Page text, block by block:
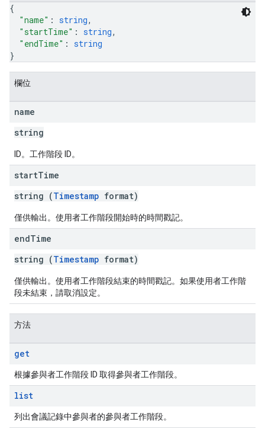
{
"name" : string,
"startTime" : string,
"endTime" : string
}
欄位
name
string
ID。工作階段 ID。
startTime
string (Timestamp format)
僅供輸出。使用者工作階段開始時的時間戳記。
endTime
string (Timestamp format)
僅供輸出。使用者工作階段結束的時間戳記。如果使用者工作階
段未結束，請取消設定。
方法
get
根據參與者工作階段 ID 取得參與者工作階段。
list
列出會議記錄中參與者的參與者工作階段。